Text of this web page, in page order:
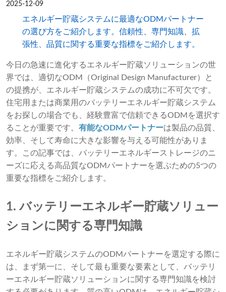
2025-12-09
エネルギー貯蔵システムに最適なODMパートナー
の選び方をご紹介します。信頼性、専門知識、拡
張性、品質に関する重要な指標をご紹介します。
今日の急速に進化するエネルギー貯蔵ソリューションの世
界では、適切なODM（Original Design Manufacturer）と
の提携が、エネルギー貯蔵システムの成功に不可欠です。
住宅用または商業用のバッテリーエネルギー貯蔵システム
をお探しの場合でも、経験豊富で信頼できるODMを選択す
ることが重要です。 有能なODMパートナーは製品の品​​質、
効率、そして寿命に大きな影響を与える可能性がありま
す。この記事では、バッテリーエネルギーストレージのニ
ーズに応える高品質なODMパートナーを選ぶための5つの
重要な指標をご紹介します。
1. バッテリーエネルギー貯蔵ソリュー
ションに関する専門知識
エネルギー貯蔵システムのODMパートナーを選定する際に
は、まず第一に、そして最も重要な要素として、バッテリ
ーエネルギー貯蔵ソリューションに関する専門知識を検討